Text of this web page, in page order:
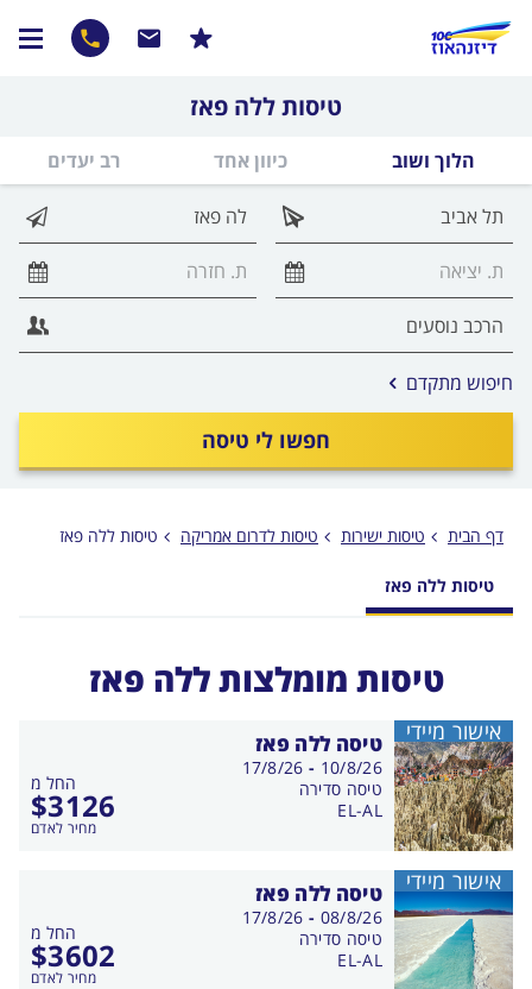
טיסות ללה פאז
הלוך ושוב כיוון אחד רב יעדים
חפשו לי טיסה
חיפוש מתקדם אפשרויות
החיפוש
לפני
דף הבית טיסות ישירות טיסות לדרום אמריקה טיסות ללה פאז
טיסות ללה פאז
טיסות מומלצות ללה פאז
טיסה ללה פאז
החל מ
$3126
מחיר לאדם
בין
התאריכים,
10/8/26
-
17/8/26
טיסה סדירה
EL-AL
אישור מיידי
טיסה ללה פאז
החל מ
$3602
מחיר לאדם
בין
התאריכים,
08/8/26
-
17/8/26
טיסה סדירה
EL-AL
אישור מיידי